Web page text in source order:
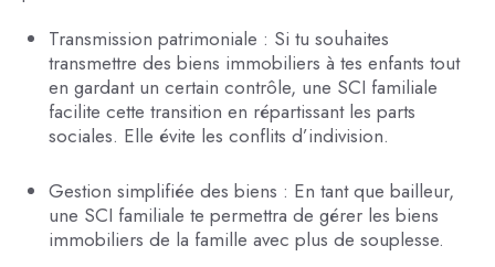
Transmission patrimoniale : Si tu souhaites
transmettre des biens immobiliers à tes enfants tout
en gardant un certain contrôle, une SCI familiale
facilite cette transition en répartissant les parts
sociales. Elle évite les conflits d’indivision.
Gestion simplifiée des biens : En tant que bailleur,
une SCI familiale te permettra de gérer les biens
immobiliers de la famille avec plus de souplesse.